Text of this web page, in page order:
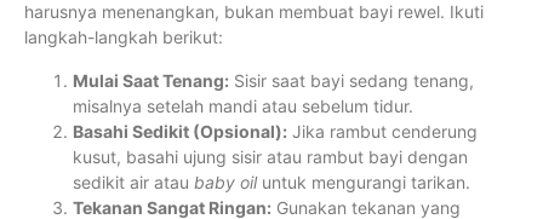
harusnya menenangkan, bukan membuat bayi rewel. Ikuti
langkah-langkah berikut:
Mulai Saat Tenang: Sisir saat bayi sedang tenang,
misalnya setelah mandi atau sebelum tidur.
Basahi Sedikit (Opsional): Jika rambut cenderung
kusut, basahi ujung sisir atau rambut bayi dengan
sedikit air atau baby oiluntuk mengurangi tarikan.
Tekanan Sangat Ringan: Gunakan tekanan yang